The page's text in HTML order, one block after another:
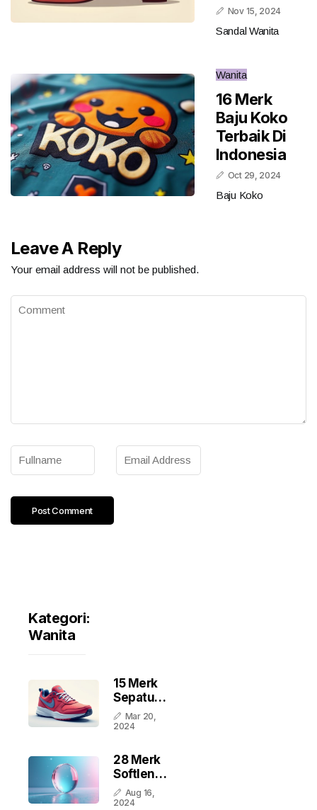
Nov 15, 2024
Sandal Wanita
Wanita
16 Merk
Baju Koko
Terbaik Di
Indonesia
Oct 29, 2024
Baju Koko
Leave A Reply
Your email address will not be published.
Kategori:
Wanita
15 Merk
Sepatu
Sneaker
Terbaik
Indonesia
Mar 20,
2024
28 Merk
Softlens
Terbaik
Di
Aug 16,
2024